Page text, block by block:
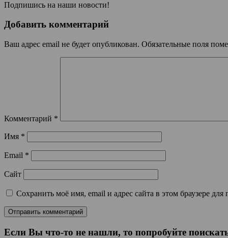
Подпишись на наши новости!
Добавить комментарий
Ваш адрес email не будет опубликован. Обязательные поля
Комментарий *
Имя *
Email *
Сайт
Сохранить моё имя, email и адрес сайта в этом браузере
Если Вы что-то не нашли, то попробуйте